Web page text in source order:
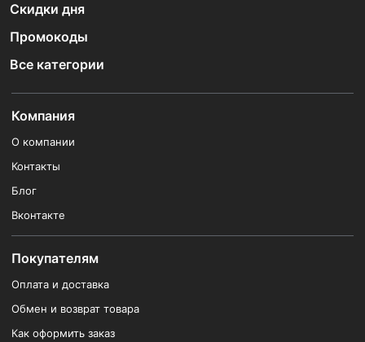
Скидки дня
Промокоды
Все категории
Компания
О компании
Контакты
Блог
Вконтакте
Покупателям
Оплата и доставка
Обмен и возврат товара
Как оформить заказ